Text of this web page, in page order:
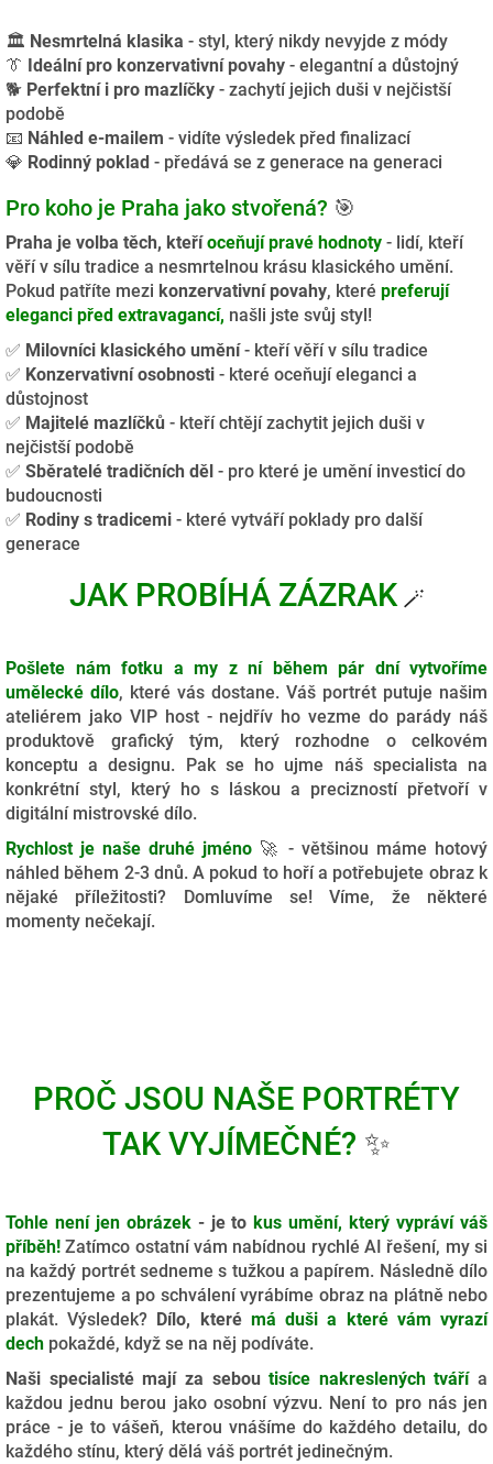
🏛️ Nesmrtelná klasika - styl, který nikdy nevyjde z módy
👔 Ideální pro konzervativní povahy - elegantní a důstojný
🐕 Perfektní i pro mazlíčky - zachytí jejich duši v nejčistší
podobě
📧 Náhled e-mailem - vidíte výsledek před finalizací
💎 Rodinný poklad - předává se z generace na generaci
Pro koho je Praha jako stvořená? 🎯
Praha je volba těch, kteříoceňují pravé hodnoty - lidí, kteří
věří v sílu tradice a nesmrtelnou krásu klasického umění.
Pokud patříte mezi konzervativní povahy, které preferují
eleganci před extravagancí, našli jste svůj styl!
✅ Milovníci klasického umění- kteří věří v sílu tradice
✅ Konzervativní osobnosti - které oceňují eleganci a
důstojnost
✅ Majitelé mazlíčků - kteří chtějí zachytit jejich duši v
nejčistší podobě
✅ Sběratelé tradičních děl - pro které je umění investicí do
budoucnosti
✅ Rodiny s tradicemi - které vytváří poklady pro další
generace
JAK PROBÍHÁ ZÁZRAK🪄
Pošlete nám fotku a my z ní během pár dní vytvoříme
umělecké dílo, které vás dostane. Váš portrét putuje našim
ateliérem jako VIP host - nejdřív ho vezme do parády náš
produktově grafický tým, který rozhodne o celkovém
konceptu a designu. Pak se ho ujme náš specialista na
konkrétní styl, který ho s láskou a precizností přetvoří v
digitální mistrovské dílo.
Rychlost je naše druhé jméno 🚀 - většinou máme hotový
náhled během 2-3 dnů. A pokud to hoří a potřebujete obraz k
nějaké příležitosti? Domluvíme se! Víme, že některé
momenty nečekají.
PROČ JSOU NAŠE PORTRÉTY
TAK VYJÍMEČNÉ? ✨
Tohle není jen obrázek- je to kus umění, který vypráví váš
příběh! Zatímco ostatní vám nabídnou rychlé AI řešení, my si
na každý portrét sedneme s tužkou a papírem. Následně dílo
prezentujeme a po schválení vyrábíme obraz na plátně nebo
plakát. Výsledek? Dílo, které má duši a které vám vyrazí
dech pokaždé, když se na něj podíváte.
Naši specialisté mají za seboutisíce nakreslených tvářía
každou jednu berou jako osobní výzvu. Není to pro nás jen
práce - je to vášeň, kterou vnášíme do každého detailu, do
každého stínu, který dělá váš portrét jedinečným.